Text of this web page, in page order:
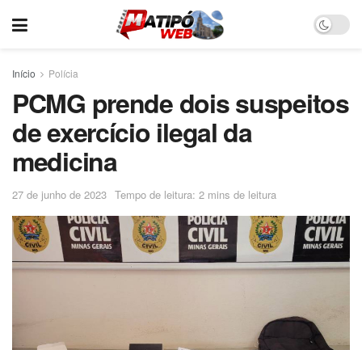
Início Polícia
PCMG prende dois suspeitos
de exercício ilegal da
medicina
27 de junho de 2023 Tempo de leitura: 2 mins de leitura